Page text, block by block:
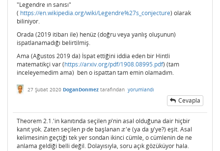
"Legendre ın sanısı"
( https://en.wikipedia.org/wiki/Legendre%27s_conjecture) olarak
biliniyor.
Orada (2019 itibarı ile) henüz (doğru veya yanlış oluşunun)
ispatlanamadığı belirtilmiş.
Ama (Ağustos 2019 da) İspat ettiğini iddia eden bir Hintli
matematikçi var (https://arxiv.org/pdf/1908.08995.pdf) (tam
inceleyemedim ama) ben o ispattan tam emin olamadım.
27 Şubat 2020 DoganDonmez tarafından yorumlandı
Cevapla
Theorem 2.1.'in kanıtında seçilen p
p'nin asal olduğuna dair hiçbir
kanıt yok. Zaten seçilen p
pde başlananx
x'e (ya day
y'ye?) eşit. Asal
kelimesinin geçtiği tek yer sondan ikinci cümle, o cümlenin de ne
anlama geldiği belli değil. Dolayısıyla, soru açık gözüküyor hala.